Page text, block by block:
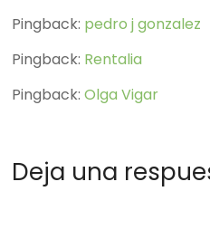
Pingback: pedro j gonzalez
Pingback: Rentalia
Pingback:Olga Vigar
Deja una